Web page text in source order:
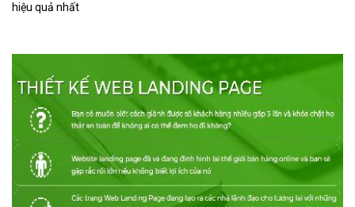
hiệu quả nhất